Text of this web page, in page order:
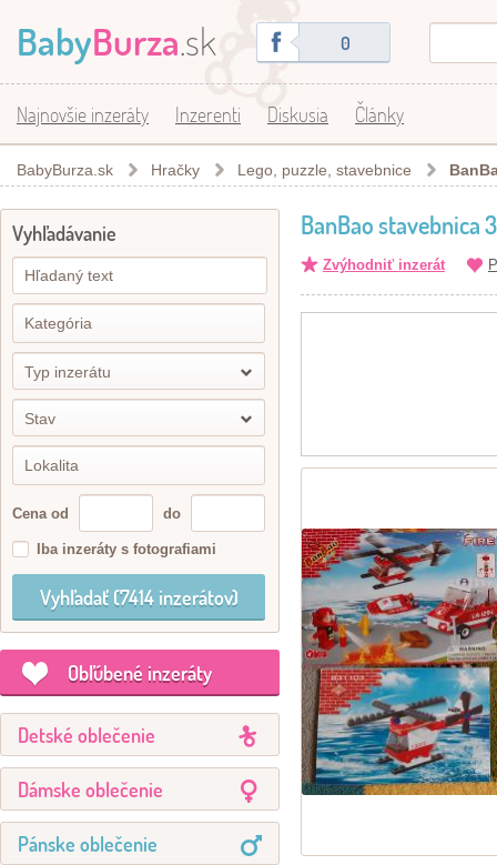
BabyBurza.sk 0
Najnovšie inzeráty Inzerenti Diskusia Články
BabyBurza.sk Hračky Lego, puzzle, stavebnice
Vyhľadávanie
Typ inzerátu
Stav
Cena od do
Iba inzeráty s fotografiami
Obľúbené inzeráty
Detské oblečenie
Dámske oblečenie
Pánske oblečenie
BanBao stavebnica
Zvýhodniť inzerát